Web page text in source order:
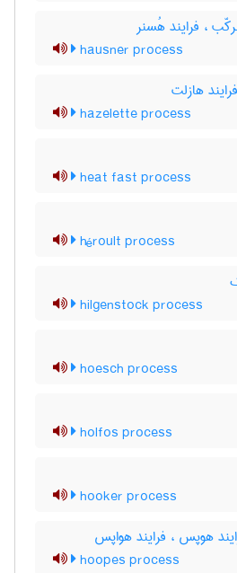
، فرایند هُسنر
hausner process
هازلت
hazelette process
heat fast process
héroult process
hilgenstock process
hoesch process
holfos process
hooker process
هوپس ، فرایند هواپس
hoopes process